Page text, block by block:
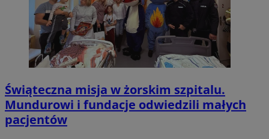
Świąteczna misja w żorskim szpitalu.
Mundurowi i fundacje odwiedzili małych
pacjentów